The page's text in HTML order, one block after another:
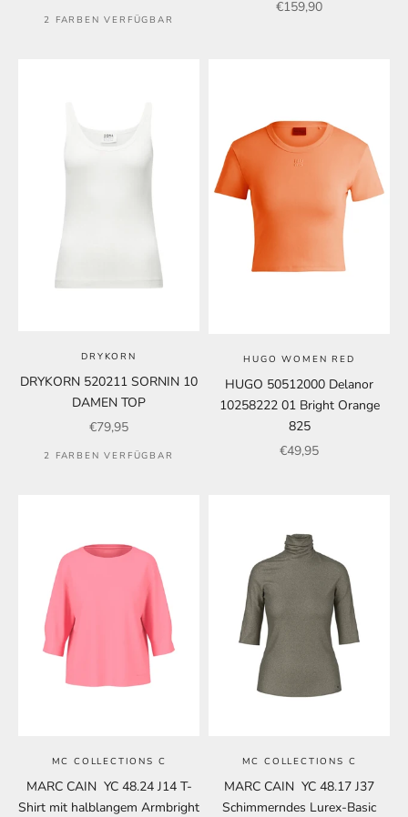
2 FARBEN VERFÜGBAR
Angebot
€159,90
DRYKORN
DRYKORN 520211 SORNIN 10
DAMEN TOP
Angebot
€79,95
2 FARBEN VERFÜGBAR
HUGO WOMEN RED
HUGO 50512000 Delanor
10258222 01 Bright Orange
825
Angebot
€49,95
MC COLLECTIONS C
MARC CAIN YC 48.24 J14 T-
Shirt mit halblangem Armbright
MC COLLECTIONS C
MARC CAIN YC 48.17 J37
Schimmerndes Lurex-Basic